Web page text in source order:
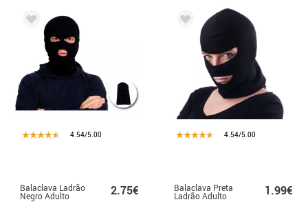
4.54/5.00
Balaclava Ladrão
Negro Adulto 2.75€
4.54/5.00
Balaclava Preta
Ladrão Adulto 1.99€